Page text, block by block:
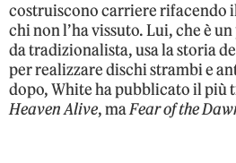
costruiscono carriere rifacendo
chi non l’ha vissuto. Lui, che è
da tradizionalista, usa la storia
per realizzare dischi strambi e
dopo, White ha pubblicato il più
Heaven Alive, maFear of the